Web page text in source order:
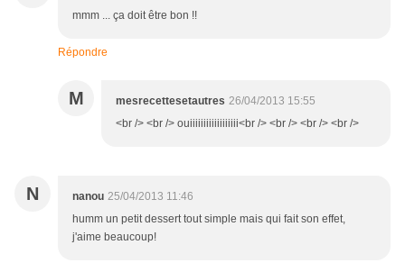
mmm ... ça doit être bon !!
Répondre
M mesrecettesetautres 26/04/2013 15:55
<br /> <br /> ouiiiiiiiiiiiiiiiiii<br /> <br /> <br /> <br />
N nanou 25/04/2013 11:46
humm un petit dessert tout simple mais qui fait son effet,
j'aime beaucoup!